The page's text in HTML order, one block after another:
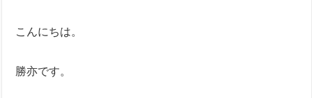
こんにちは。
勝亦です。